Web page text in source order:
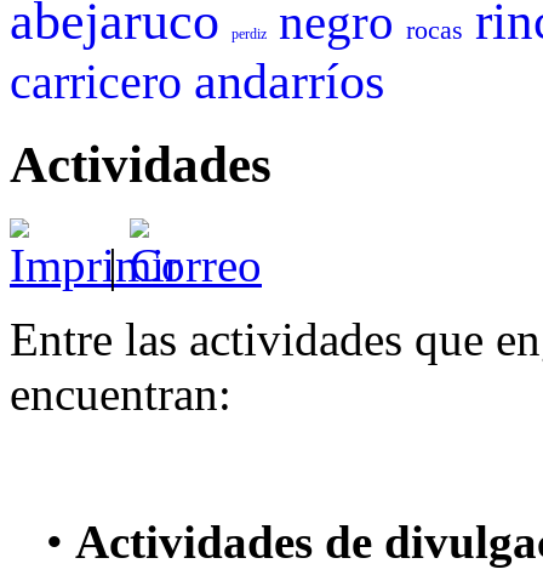
abejaruco perdiz negro rocas
carricero andarríos
Actividades
|
Entre las actividades que
encuentran:
• Actividades de